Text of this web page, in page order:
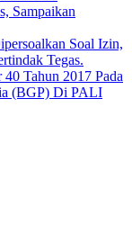
Sampaikan
Soal Izin,
Tegas.
Tahun 2017 Pada
(BGP) Di PALI